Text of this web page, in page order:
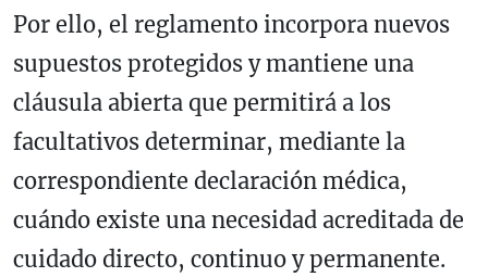
Por ello, el reglamento incorpora nuevos
supuestos protegidos y mantiene una
cláusula abierta que permitirá a los
facultativos determinar, mediante la
correspondiente declaración médica,
cuándo existe una necesidad acreditada de
cuidado directo, continuo y permanente.